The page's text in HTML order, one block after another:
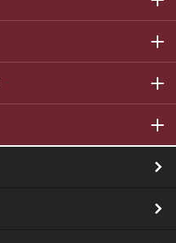
サブメニ
サブメニ
サブメニ
サブメニ